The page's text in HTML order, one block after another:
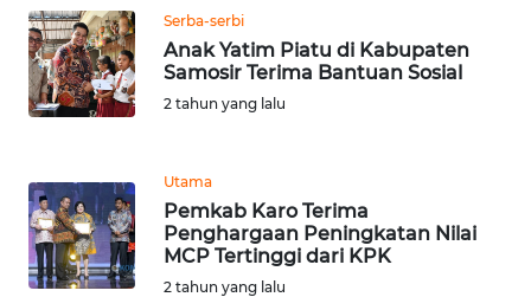
Serba-serbi
Anak Yatim Piatu di Kabupaten
Samosir Terima Bantuan Sosial
2 tahun yang lalu
Utama
Pemkab Karo Terima
Penghargaan Peningkatan Nilai
MCP Tertinggi dari KPK
2 tahun yang lalu
WN
JAMBI
WN
SULTRA
WN
NTB
WN